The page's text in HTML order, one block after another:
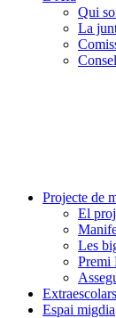
Qui
La
Projecte de
El
Les
Premi
Extraescolars
Espai migdia